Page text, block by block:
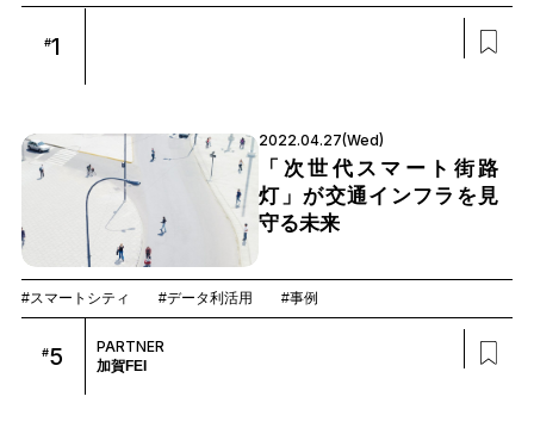
#1
2022.04.27(Wed)
「次世代スマート街路
灯」が交通インフラを見
守る未来
#スマートシティ #データ利活用 #事例
#5 PARTNER
加賀FEI